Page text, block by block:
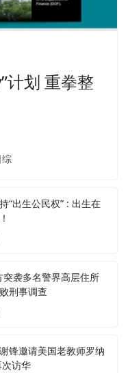
计划 重拳整
综
“出生公民权” : 出生在
突袭多名警界高层住所
刑事调查
锋邀请美国老教师罗纳
次访华